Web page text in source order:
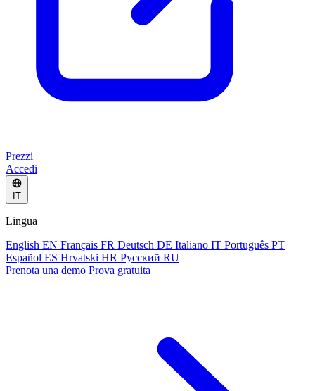
Prezzi
Accedi
IT
Lingua
English EN Français FR Deutsch DE Italiano IT Português PT
Español ES Hrvatski HR Русский RU
Prenota una demo Prova gratuita